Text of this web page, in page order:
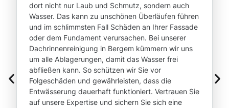
dort nicht nur Laub und Schmutz, sondern auch
Wasser. Das kann zu unschönen Überläufen führen
und im schlimmsten Fall Schäden an Ihrer Fassade
oder dem Fundament verursachen. Bei unserer
Dachrinnenreinigung in Bergem kümmern wir uns
um alle Ablagerungen, damit das Wasser frei
abfließen kann. So schützen wir Sie vor
Folgeschäden und gewährleisten, dass die
Entwässerung dauerhaft funktioniert. Vertrauen Sie
auf unsere Expertise und sichern Sie sich eine